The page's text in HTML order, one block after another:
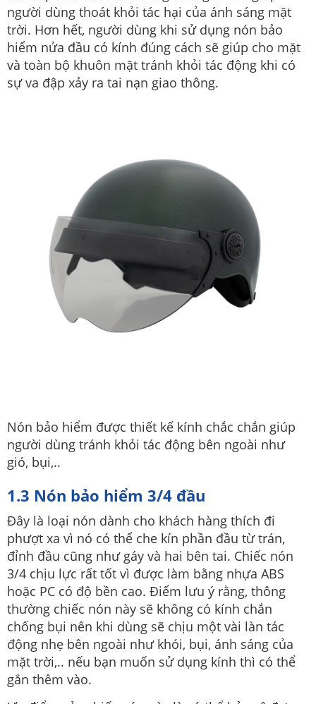
người dùng thoát khỏi tác hại của ánh sáng mặt
trời. Hơn hết, người dùng khi sử dụng nón bảo
hiểm nửa đầu có kính đúng cách sẽ giúp cho mặt
và toàn bộ khuôn mặt tránh khỏi tác động khi có
sự va đập xảy ra tai nạn giao thông.
Nón bảo hiểm được thiết kế kính chắc chắn giúp
người dùng tránh khỏi tác động bên ngoài như
gió, bụi,..
1.3 Nón bảo hiểm 3/4 đầu
Đây là loại nón dành cho khách hàng thích đi
phượt xa vì nó có thể che kín phần đầu từ trán,
đỉnh đầu cũng như gáy và hai bên tai. Chiếc nón
3/4 chịu lực rất tốt vì được làm bằng nhựa ABS
hoặc PC có độ bền cao. Điểm lưu ý rằng, thông
thường chiếc nón này sẽ không có kính chắn
chống bụi nên khi dùng sẽ chịu một vài làn tác
động nhẹ bên ngoài như khói, bụi, ánh sáng của
mặt trời,.. nếu bạn muốn sử dụng kính thì có thể
gắn thêm vào.